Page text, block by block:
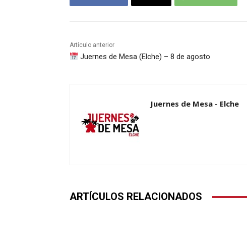
Artículo anterior
Juernes de Mesa (Elche) – 8 de agosto
Juernes de Mesa - Elche
ARTÍCULOS RELACIONADOS